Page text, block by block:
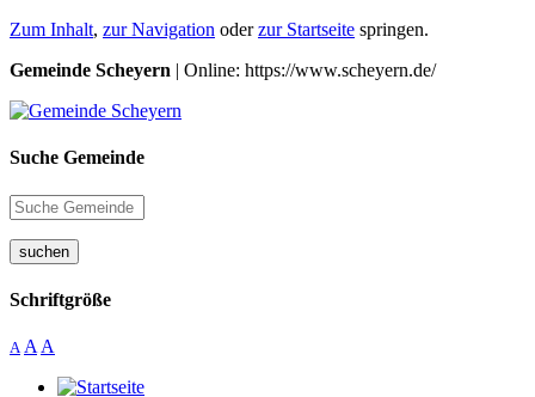
Zum Inhalt, zur Navigation oderzur Startseite springen.
Gemeinde Scheyern | Online: https://www.scheyern.de/
Suche Gemeinde
suchen
Schriftgröße
A A A